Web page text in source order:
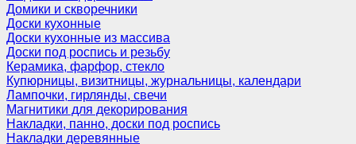
Домики и скворечники
Доски кухонные
Доски кухонные из массива
Доски под роспись и резьбу
Керамика, фарфор, стекло
Купюрницы, визитницы, журнальницы, календари
Лампочки, гирлянды, свечи
Магнитики для декорирования
Накладки, панно, доски под роспись
Накладки деревянные